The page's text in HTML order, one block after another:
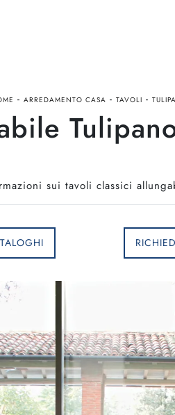
- ARREDAMENTO CASA - TAVOLI -
sui tavoli classici